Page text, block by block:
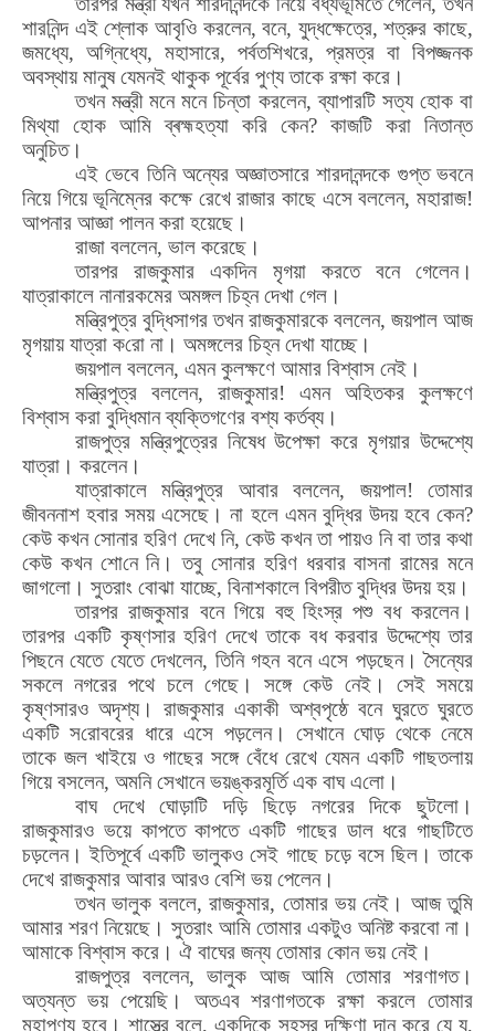
শারনিন্দ এই শ্লোক আবৃওি করলেন,বনে, যুদ্ধক্ষেত্রে,শত্রুর কাছে,
জমধ্যে, অগ্নিধ্যে, মহাসারে, পর্বতশিখরে, প্রমত্র বা বিপজ্জনক
অবস্থায় মানুষ যেমনই থাকুক পূর্বের পুণ্য তাকে রক্ষা করে।
তখন মন্ত্রী মনে মনে চিন্তা করলেন,ব্যাপারটি সত্য হোক বা
মিথ্যা হোক আমি ব্ৰহ্মহত্যা করি কেন? কাজটি করা নিতান্ত
অনুচিত।
এই ভেবে তিনি অন্যের অজ্ঞাতসারে শারদানন্দকে গুপ্ত ভবনে
নিয়ে গিয়ে ভূনিম্নের কক্ষে রেখে রাজার কাছে এসে বললেন,মহারাজ!
আপনার আজ্ঞা পালন করা হয়েছে।
রাজা বললেন, ভাল করেছে।
তারপর রাজকুমার একদিন মৃগয়া করতে বনে গেলেন।
যাত্রাকালে নানারকমের অমঙ্গল চিহ্ন দেখা গেল।
মন্ত্রিপুত্র বুদ্ধিসাগর তখন রাজকুমারকে বললেন, জয়পাল আজ
মৃগয়ায় যাত্রা করো না। অমঙ্গলের চিহ্ন দেখা যাচ্ছে।
জয়পাল বললেন, এমনকুলক্ষণে আমার বিশ্বাস নেই।
মন্ত্রিপুত্র বললেন, রাজকুমার! এমন অহিতকর কুলক্ষণে
বিশ্বাস করা বুদ্ধিমান ব্যক্তিগণের বশ্য কর্তব্য।
রাজপুত্র মন্ত্রিপুত্রের নিষেধ উপেক্ষা করে মৃগয়ার উদ্দেশ্যে
যাত্রা। করলেন।
যাত্রাকালে মন্ত্রিপুত্র আবার বললেন, জয়পাল!তোমার
জীবননাশ হবার সময় এসেছে। না হলে এমন বুদ্ধির উদয় হবে কেন?
কেউ কখন সোনার হরিণ দেখে নি, কেউ কখন তা পায়ও নি বা তার কথা
কেউ কখন শোনে নি। তবুসোনার হরিণ ধরবার বাসনা রামের মনে
জাগলো। সুতরাং বোঝা যাচ্ছে, বিনাশকালে বিপরীত বুদ্ধির উদয় হয়।
তারপর রাজকুমার বনে গিয়ে বহু হিংস্র পশু বধ করলেন।
তারপর একটি কৃষ্ণসার হরিণ দেখে তাকে বধ করবার উদ্দেশ্যে তার
পিছনে যেতে যেতে দেখলেন, তিনি গহন বনে এসে পড়ছেন। সৈন্যের
সকলে নগরের পথে চলে গেছে। সঙ্গে কেউ নেই। সেই সময়ে
কৃষ্ণসারও অদৃশ্য। রাজকুমার একাকী অশ্বপৃষ্ঠে বনে ঘুরতে ঘুরতে
একটি সরোবরের ধারে এসে পড়লেন। সেখানেঘোড় থেকে নেমে
তাকে জল খাইয়ে ও গাছের সঙ্গে বেঁধে রেখে যেমন একটি গাছতলায়
গিয়ে বসলেন, অমনি সেখানে ভয়ঙ্করমূর্তি এক বাঘ এলো ।
বাঘ দেখেঘোড়াটি দড়ি ছিড়ে নগরের দিকে ছুটলো।
রাজকুমারও ভয়ে কাপতে কাপতে একটি গাছের ডাল ধরে গাছটিতে
চড়লেন। ইতিপূর্বে একটি ভালুকও সেই গাছে চড়ে বসে ছিল। তাকে
দেখে রাজকুমার আবার আরও বেশি ভয় পেলেন।
তখন ভালুক বললে,রাজকুমার, তোমার ভয় নেই। আজ তুমি
আমার শরণ নিয়েছে। সুতরাং আমিতোমার একটুও অনিষ্ট করবো না।
আমাকে বিশ্বাস করে। ঐ বাঘের জন্যতোমার কোন ভয় নেই।
রাজপুত্র বললেন,ভালুক আজ আমি তোমার শরণাগত।
অত্যন্ত ভয় পেয়েছি। অতএব শরণাগতকে রক্ষা করলে তোমার
মহাপুণ্য হবে। শাস্ত্রে বলে,একদিকে সহস্র দক্ষিণা দান করে যে য,